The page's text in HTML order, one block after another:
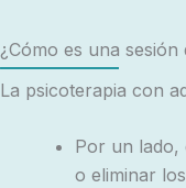
¿Cómo es una
La psicoterapia con
Por un lado,
o eliminar